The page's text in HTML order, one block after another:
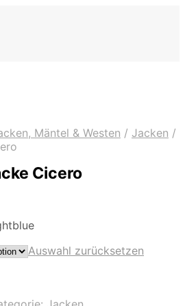
Mäntel & Westen / Jacken /
Cicero
Auswahl zurücksetzen